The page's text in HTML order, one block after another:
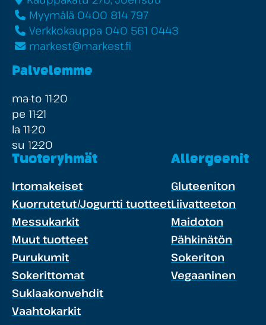
Myymälä 0400 814 797
Verkkokauppa 040 561 0443
markest@markest.fi
Palvelemme
ma-to 11-20
pe 11-21
la 11-20
su 12-20
Tuoteryhmät
Irtomakeiset
Kuorrutetut/Jogurtti tuotteet
Messukarkit
Muut tuotteet
Purukumit
Sokerittomat
Suklaakonvehdit
Vaahtokarkit
Allergeenit
Gluteeniton
Liivatteeton
Maidoton
Pähkinätön
Sokeriton
Vegaaninen